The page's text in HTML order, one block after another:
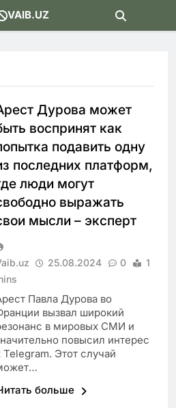
VAIB.UZ
Дурова может
воспринят как
подавить одну
последних платформ,
люди могут
выражать
мысли – эксперт
25.08.2024 0
1
Павла Дурова во
вызвал широкий
в мировых СМИ и
повысил интерес
Telegram. Этот случай
больше